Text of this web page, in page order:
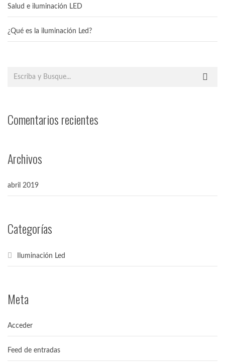
Salud e iluminación LED
¿Qué es la iluminación Led?
Comentarios recientes
Archivos
abril 2019
Categorías
Iluminación Led
Meta
Acceder
Feed de entradas